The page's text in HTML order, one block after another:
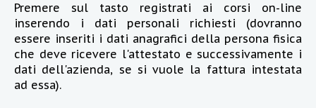
Premere sul tasto registrati ai corsi on-line
inserendo i dati personali richiesti (dovranno
essere inseriti i dati anagrafici della persona fisica
che deve ricevere l'attestato e successivamente i
dati dell'azienda, se si vuole la fattura intestata
ad essa).